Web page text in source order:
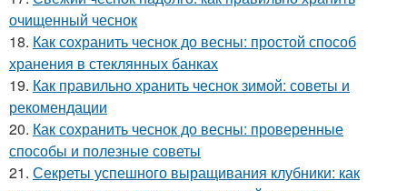
очищенный чеснок
18. Как сохранить чеснок до весны: простой способ
хранения в стеклянных банках
19. Как правильно хранить чеснок зимой: советы и
рекомендации
20. Как сохранить чеснок до весны: проверенные
способы и полезные советы
21. Секреты успешного выращивания клубники: как